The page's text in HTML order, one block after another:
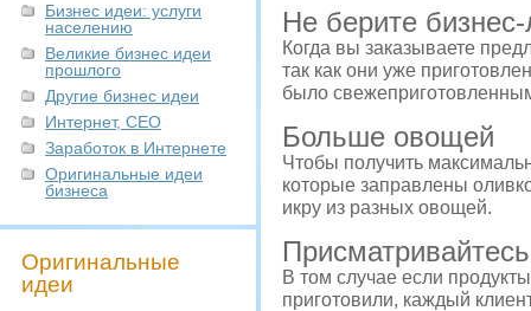
Бизнес идеи: услуги
населению
Великие бизнес идеи
прошлого
Другие бизнес идеи
Интернет, СЕО
Заработок в Интернете
Оригинальные идеи
бизнеса
Оригинальные
идеи
Не берите
Когда вы заказываете
так как они уже
было
Больше овощей
Чтобы получить
которые заправлены
икру из разных овощей.
В том случае если
приготовили, каждый